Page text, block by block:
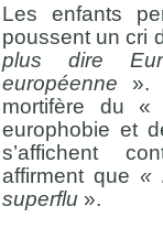
Les enfants
poussent un cri
plus dire
européenne ».
mortifère du «
europhobie et
s’affichent
affirment que «
superflu ».